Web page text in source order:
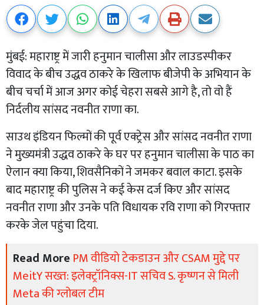
मुंबई: महाराष्ट्र में जारी हनुमान चालीसा और लाउडस्पीकर
विवाद के बीच उद्धव ठाकरे के खिलाफ बीजेपी के अभियान के
बीच चर्चा में आज अगर कोई चेहरा सबसे आगे है, तो वो हैं
निर्दलीय सांसद नवनीत राणा का.
साउथ इंडियन फिल्मों की पूर्व एक्ट्रेस और सांसद नवनीत राणा
ने मुख्यमंत्री उद्धव ठाकरे के घर पर हनुमान चालीसा के पाठ का
ऐलान क्या किया, शिवसैनिकों ने जमकर बवाल काटा. इसके
बाद महाराष्ट्र की पुलिस ने कई केस दर्ज किए और सांसद
नवनीत राणा और उनके पति विधायक रवि राणा को गिरफ्तार
करके जेल पहुंचा दिया.
Read More PM वीडियो टेकडाउन और CSAM मुद्दे पर
MeitY सख्त: इलेक्ट्रॉनिक्स-IT सचिव S. कृष्णन से मिली
Meta की ग्लोबल टीम